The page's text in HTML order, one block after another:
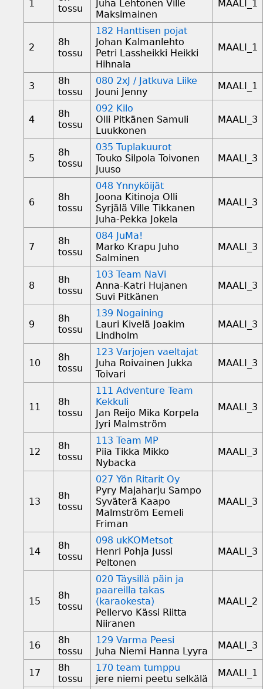
1
tossu
Juha Lehtonen Ville
Maksimainen
MAALI_1
2
8h
tossu
182 Hanttisen pojat
Johan Kalmanlehto
Petri Lassheikki Heikki
Hihnala
MAALI_1
3
8h
tossu
080 2xJ / Jatkuva Liike
Jouni Jenny
MAALI_1
4
8h
tossu
092 Kilo
Olli Pitkänen Samuli
Luukkonen
MAALI_3
5
8h
tossu
035 Tuplakuurot
Touko Silpola Toivonen
Juuso
MAALI_3
6
8h
tossu
048 Ynnyköijät
Joona Kitinoja Olli
Syrjälä Ville Tikkanen
Juha-Pekka Jokela
MAALI_3
7
8h
tossu
084 JuMa!
Marko Krapu Juho
Salminen
MAALI_3
8
8h
tossu
103 Team NaVi
Anna-Katri Hujanen
Suvi Pitkänen
MAALI_3
9
8h
tossu
139 Nogaining
Lauri Kivelä Joakim
Lindholm
MAALI_3
10
8h
tossu
123 Varjojen vaeltajat
Juha Roivainen Jukka
Toivari
MAALI_3
11
8h
tossu
111 Adventure Team
Kekkuli
Jan Reijo Mika Korpela
Jyri Malmström
MAALI_3
12
8h
tossu
113 Team MP
Piia Tikka Mikko
Nybacka
MAALI_3
13
8h
tossu
027 Yön Ritarit Oy
Pyry Majaharju Sampo
Syväterä Kaapo
Malmström Eemeli
Friman
MAALI_3
14
8h
tossu
098 ukKOMetsot
Henri Pohja Jussi
Peltonen
MAALI_3
15
8h
tossu
020 Täysillä päin ja
paareilla takas
(karaokesta)
Pellervo Kässi Riitta
Niiranen
MAALI_2
16
8h
tossu
129 Varma Peesi
Juha Niemi Hanna Lyyra
MAALI_3
17
8h
tossu
170 team tumppu
jere niemi peetu selkälä
MAALI_1